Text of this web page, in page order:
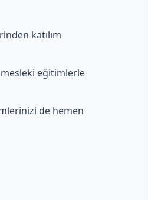
katılım
mesleki eğitimlerle
de hemen